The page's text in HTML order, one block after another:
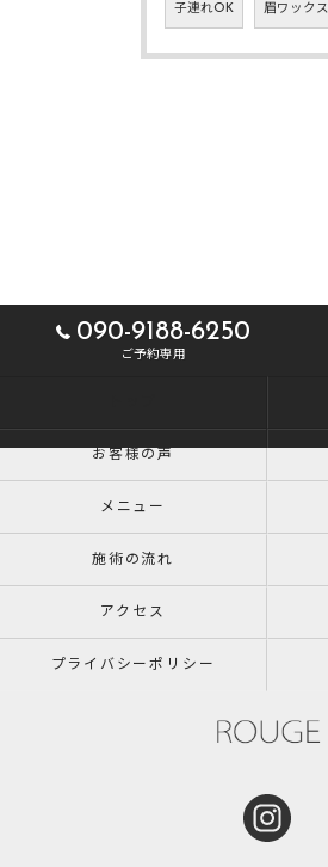
子連れOK 眉ワックス
090-9188-6250
ご予約専用
お客様の声
メニュー
施術の流れ
アクセス
プライバシーポリシー